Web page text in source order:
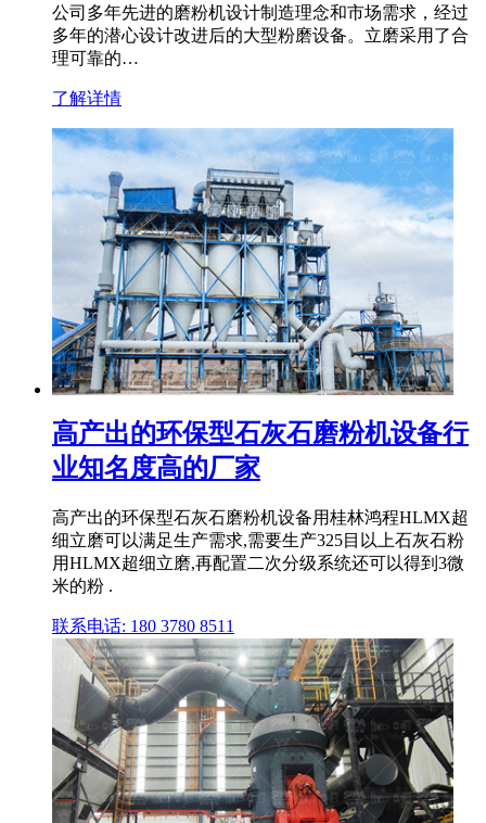
公司多年先进的磨粉机设计制造理念和市场需求，经过
多年的潜心设计改进后的大型粉磨设备。立磨采用了合
理可靠的…
了解详情
高产出的环保型石灰石磨粉机设备行
业知名度高的厂家
高产出的环保型石灰石磨粉机设备用桂林鸿程HLMX超
细立磨可以满足生产需求,需要生产325目以上石灰石粉
用HLMX超细立磨,再配置二次分级系统还可以得到3微
米的粉 .
联系电话: 180 3780 8511